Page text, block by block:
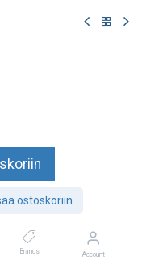
ostoskoriin
Brands Account